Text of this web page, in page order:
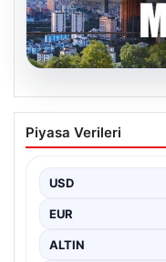
05.08.2026
DAP Yapı’dan
Konut
Hayata Geçiyor
Gayrimenkul
projeleriyle tanınan
çekici bir adım…
Piyasa Verileri
USD
EUR
ALTIN